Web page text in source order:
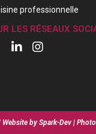
professionnelle
LES RÉSEAUX
by Spark-Dev | Photo